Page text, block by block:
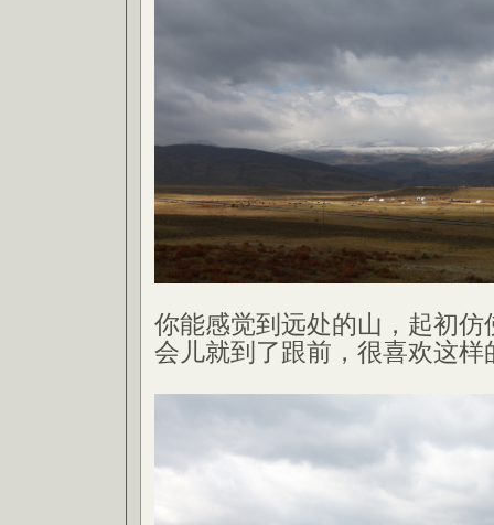
你能感觉到远处的山，起初仿
会儿就到了跟前，很喜欢这样